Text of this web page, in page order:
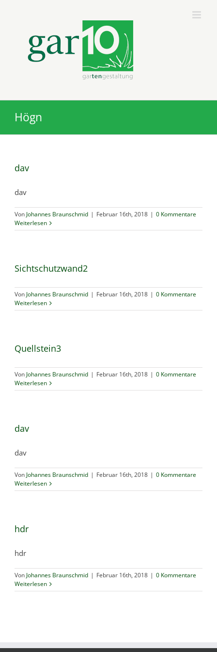
Högn
dav
dav
Von Johannes Braunschmid | Februar 16th, 2018 | 0 Kommentare
Weiterlesen
Sichtschutzwand2
Von Johannes Braunschmid | Februar 16th, 2018 | 0 Kommentare
Weiterlesen
Quellstein3
Von Johannes Braunschmid | Februar 16th, 2018 | 0 Kommentare
Weiterlesen
dav
dav
Von Johannes Braunschmid | Februar 16th, 2018 | 0 Kommentare
Weiterlesen
hdr
hdr
Von Johannes Braunschmid | Februar 16th, 2018 | 0 Kommentare
Weiterlesen